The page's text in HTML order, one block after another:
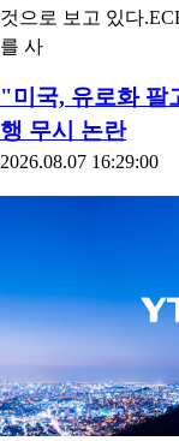
것으로 보고 있다
를 사
"미국, 유로화 팔
행 무시 논란
2026.08.07 16:29:00